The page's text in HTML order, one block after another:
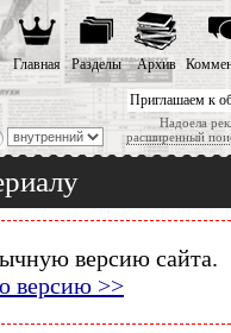
Приглашаем к
Надоела
расширенный
Главная Разделы Архив
версию сайта.
версию >>